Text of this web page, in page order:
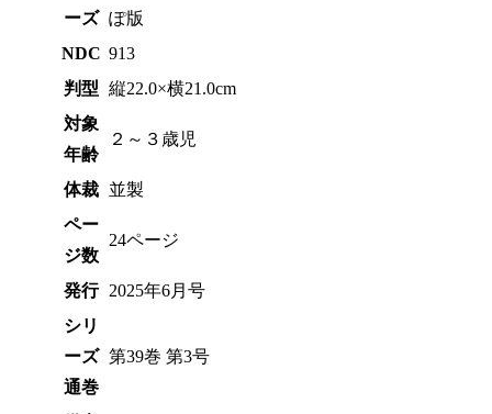
ーズ ぽ版
NDC 913
判型 縦22.0×横21.0cm
対象
年齢
２～３歳児
体裁 並製
ペー
ジ数
24ページ
発行 2025年6月号
シリ
ーズ
通巻
第39巻 第3号